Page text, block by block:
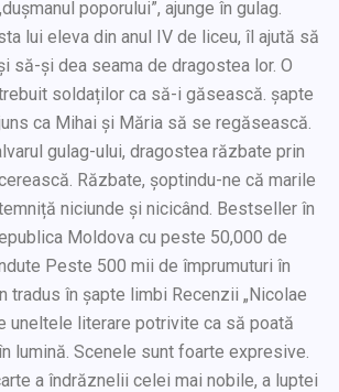
poporului”, ajunge în gulag.
lui eleva din anul IV de liceu, îl ajută să
să-și dea seama de dragostea lor. O
soldaților ca să-i găsească. șapte
ca Mihai și Măria să se regăsească.
gulag-ului, dragostea răzbate prin
Răzbate, șoptindu-ne că marile
niciunde și nicicând. Bestseller în
Moldova cu peste 50,000 de
Peste 500 mii de împrumuturi în
tradus în șapte limbi Recenzii „Nicolae
uneltele literare potrivite ca să poată
lumină. Scenele sunt foarte expresive.
a îndrăznelii celei mai nobile, a luptei